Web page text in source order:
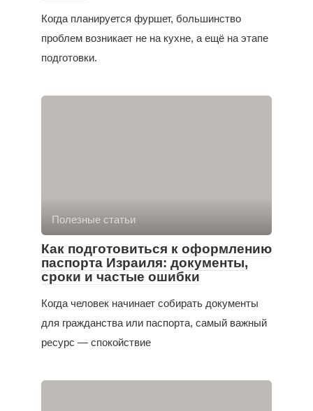
Когда планируется фуршет, большинство
проблем возникает не на кухне, а ещё на этапе
подготовки.
Полезные статьи
Как подготовиться к оформлению
паспорта Израиля: документы,
сроки и частые ошибки
Когда человек начинает собирать документы
для гражданства или паспорта, самый важный
ресурс — спокойствие